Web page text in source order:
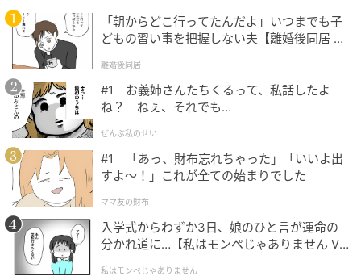
ウーマンエキサイト
「朝からどこ行ってたんだよ」いつまでも子
どもの習い事を把握しない夫【離婚後同居 Vo
離婚後同居
#1 お義姉さんたちくるって、私話したよ
ね？ ねぇ、それでも…
ぜんぶ私のせい
#1 「あっ、財布忘れちゃった」「いいよ出
すよ〜！」これが全ての始まりでした
ママ友の財布
入学式からわずか3日、娘のひと言が運命の
分かれ道に…【私はモンペじゃありません Vo
私はモンペじゃありません